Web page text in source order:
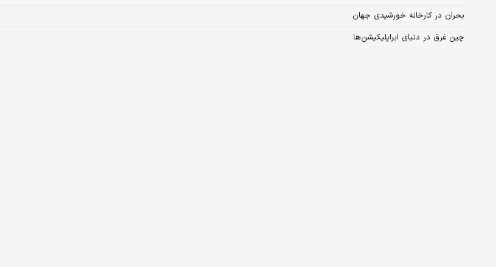
بحران در کارخانه خورشیدی جهان
چین غرق در دنیای ابراپلیکیشن‌ها